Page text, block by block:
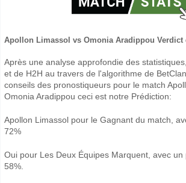
Apollon Limassol vs Omonia Aradippou Verdict
Après une analyse approfondie des
et de H2H au travers de l'algorithme de
conseils des pronostiqueurs pour le match
Omonia Aradippou ceci est notre Prédiction:
Apollon Limassol pour le Gagnant du match,
72%
Oui pour Les Deux Équipes Marquent, avec un
58%.